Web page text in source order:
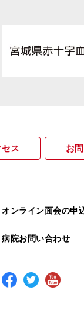
ス お
オンライン面会の申
病院お問い合わせ